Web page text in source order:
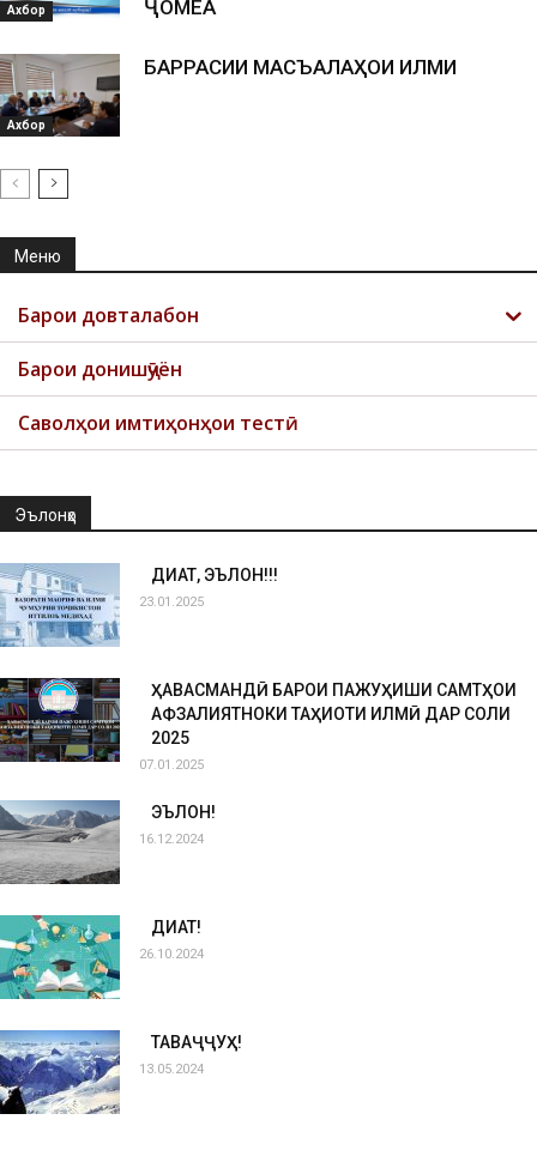
Ахбор
ҶОМЕА
Ахбор
БАРРАСИИ МАСЪАЛАҲОИ ИЛМИ
Меню
Барои довталабон
Барои донишҷӯён
Саволҳои имтиҳонҳои тестӣ
Эълонҳо
ДИҚҚАТ, ЭЪЛОН!!!
23.01.2025
ҲАВАСМАНДӢ БАРОИ ПАЖУҲИШИ САМТҲОИ
АФЗАЛИЯТНОКИ ТАҲҚИҚОТИ ИЛМӢ ДАР СОЛИ
2025
07.01.2025
ЭЪЛОН!
16.12.2024
ДИҚҚАТ!
26.10.2024
ТАВАҶҶУҲ!
13.05.2024